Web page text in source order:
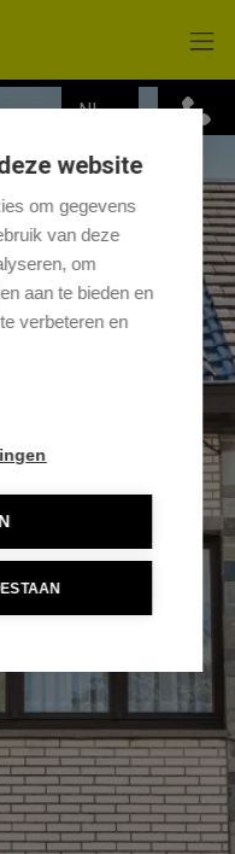
NL
website
om gegevens
van deze
om
aan te bieden en
verbeteren en